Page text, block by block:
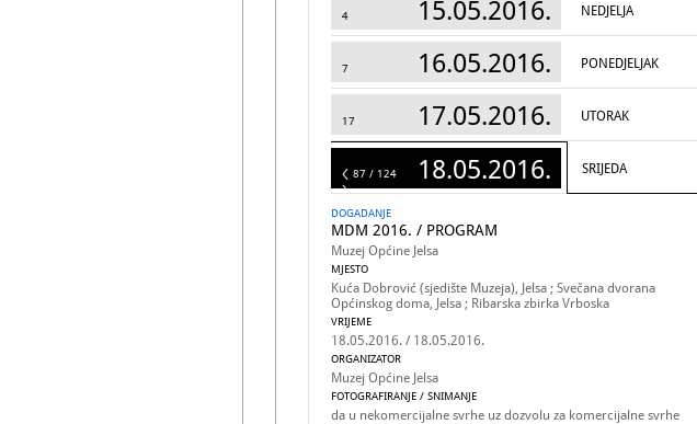
4 15.05.2016. NEDJELJA
7 16.05.2016. PONEDJELJAK
17 17.05.2016. UTORAK
124 18.05.2016. SRIJEDA
87 / 124
DOGADANJE
MDM 2016. / PROGRAM
Muzej Općine Jelsa
MJESTO
Kuća Dobrović (sjedište Muzeja), Jelsa ; Svečana dvorana
Općinskog doma, Jelsa ; Ribarska zbirka Vrboska
VRIJEME
18.05.2016. / 18.05.2016.
ORGANIZATOR
Muzej Općine Jelsa
FOTOGRAFIRANJE / SNIMANJE
da u nekomercijalne svrhe uz dozvolu za komercijalne svrhe